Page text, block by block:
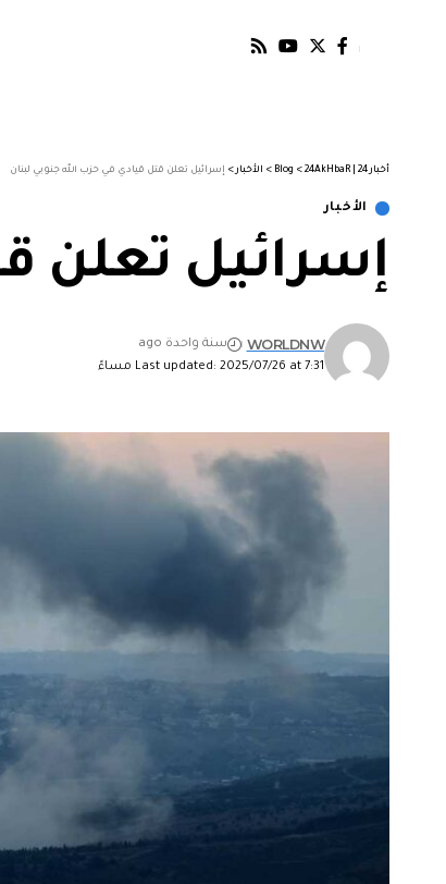
أخبار 24 | 24AkHbaR >
Blog
> الأخبار > إسرائيل تعلن قتل قيادي في حزب الله جنوبي لبنان
الأخبار
إسرائيل تعلن
Last updated: 2025/07/26 at 7:31 مساءً
WORLDNW
سنة واحدة ago